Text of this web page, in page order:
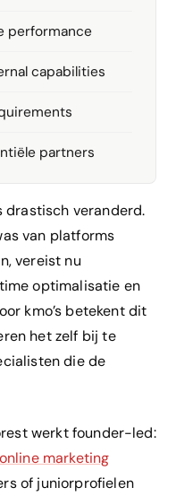
performance
capabilities
partners
veranderd.
van platforms
vereist nu
optimalisatie en
kmo’s betekent dit
het zelf bij te
die de
werkt founder-led:
online marketing
of juniorprofielen